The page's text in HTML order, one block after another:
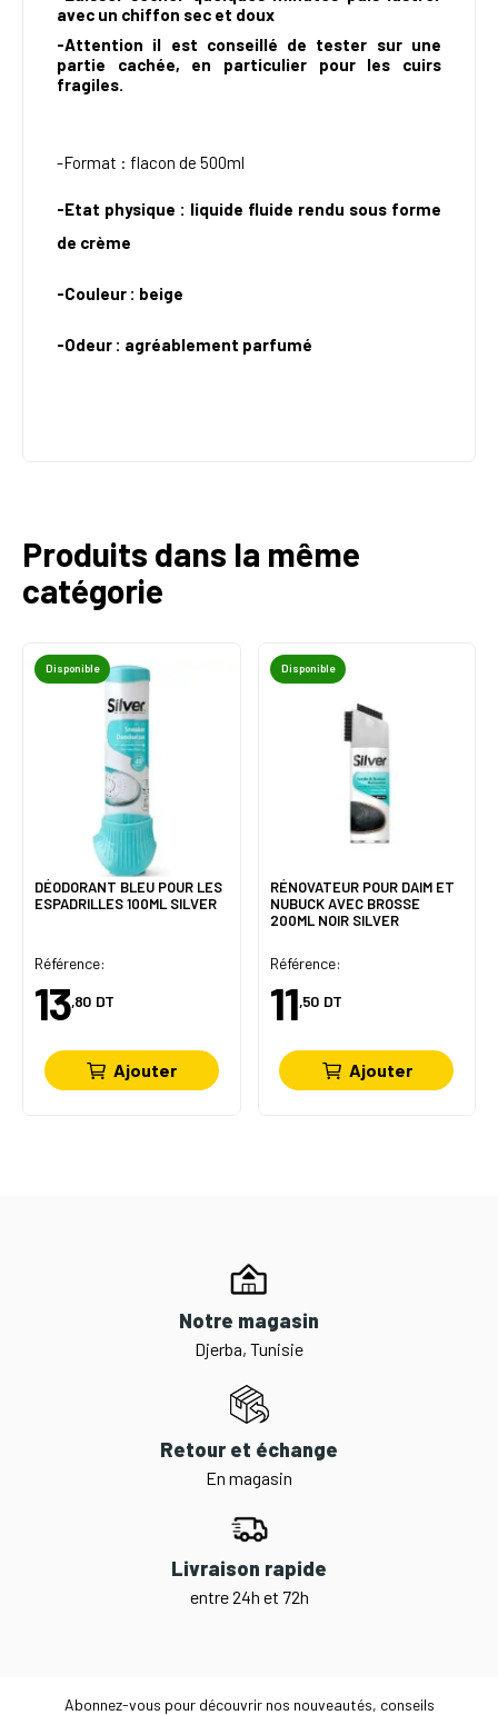
avec un chiffon sec et doux
-Attention il est conseillé de tester sur une
partie cachée, en particulier pour les cuirs
fragiles.
-Format : flacon de 500ml
-Etat physique : liquide fluide rendu sous forme
de crème
-Couleur : beige
-Odeur : agréablement parfumé
Produits dans la même
catégorie
Disponible
DÉODORANT BLEU POUR LES
ESPADRILLES 100ML SILVER
Référence:
13,80 DT
Ajouter
Disponible
RÉNOVATEUR POUR DAIM ET
NUBUCK AVEC BROSSE
200ML NOIR SILVER
Référence:
11,50 DT
Ajouter
Notre magasin
Djerba, Tunisie
Retour et échange
En magasin
Livraison rapide
entre 24h et 72h
Abonnez-vous pour découvrir nos nouveautés, conseils